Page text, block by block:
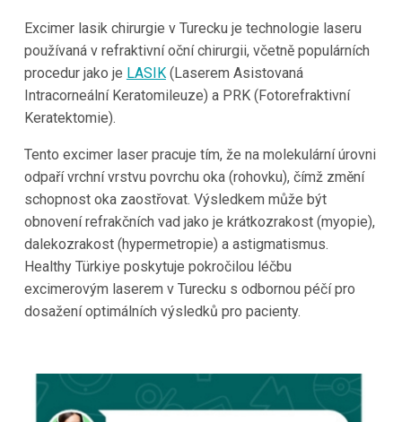
Excimer lasik chirurgie v Turecku je technologie laseru
používaná v refraktivní oční chirurgii, včetně populárních
procedur jako je LASIK(Laserem Asistovaná
Intracorneální Keratomileuze) a PRK (Fotorefraktivní
Keratektomie).
Tento excimer laser pracuje tím, že na molekulární úrovni
odpaří vrchní vrstvu povrchu oka (rohovku), čímž změní
schopnost oka zaostřovat. Výsledkem může být
obnovení refrakčních vad jako je krátkozrakost (myopie),
dalekozrakost (hypermetropie) a astigmatismus.
Healthy Türkiye poskytuje pokročilou léčbu
excimerovým laserem v Turecku s odbornou péčí pro
dosažení optimálních výsledků pro pacienty.